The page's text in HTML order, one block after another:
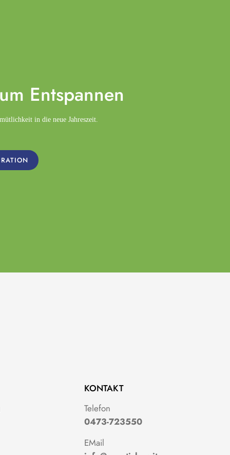
Entspannen
in die neue Jahreszeit.
KONTAKT
Telefon
0473-723550
EMail